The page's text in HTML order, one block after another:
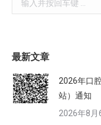
最新文章
2026年口
站）通知
2026年8月